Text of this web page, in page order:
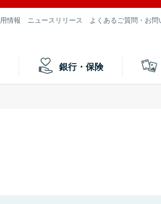
情報 ニュースリリース よくあるご質問・お問
銀行・保険